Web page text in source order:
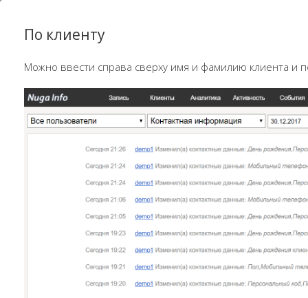
По клиенту
Можно ввести справа сверху имя и фамилию клиента и